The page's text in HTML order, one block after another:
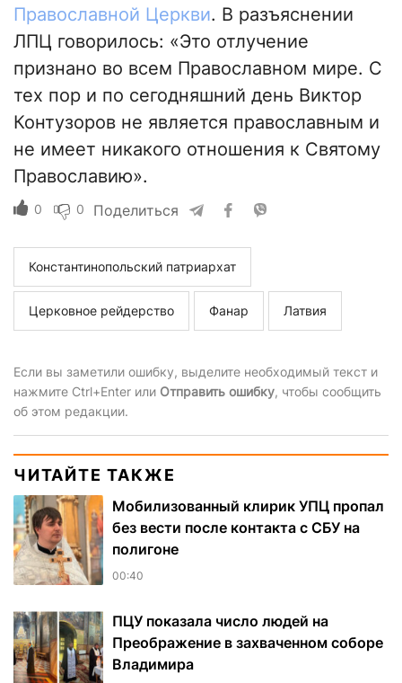
Православной Церкви. В разъяснении
ЛПЦ говорилось: «Это отлучение
признано во всем Православном мире. С
тех пор и по сегодняшний день Виктор
Контузоров не является православным и
не имеет никакого отношения к Святому
Православию».
0 0 Поделиться
Константинопольский патриархат
Церковное рейдерство Фанар Латвия
Если вы заметили ошибку, выделите необходимый текст и
нажмите Ctrl+Enter или Отправить ошибку, чтобы сообщить
об этом редакции.
ЧИТАЙТЕ ТАКЖЕ
Мобилизованный клирик УПЦ пропал
без вести после контакта с СБУ на
полигоне
00:40
ПЦУ показала число людей на
Преображение в захваченном соборе
Владимира